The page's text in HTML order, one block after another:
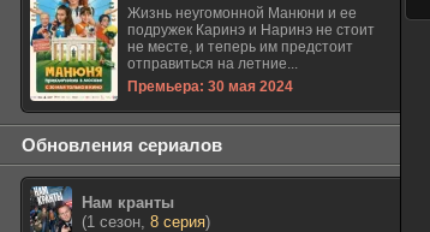
Жизнь неугомонной Манюни и ее
подружек Каринэ и Наринэ не стоит
не месте, и теперь им предстоит
отправиться на летние...
Премьера: 30 мая 2024
Обновления сериалов
Нам кранты
(1 сезон, 8 серия)